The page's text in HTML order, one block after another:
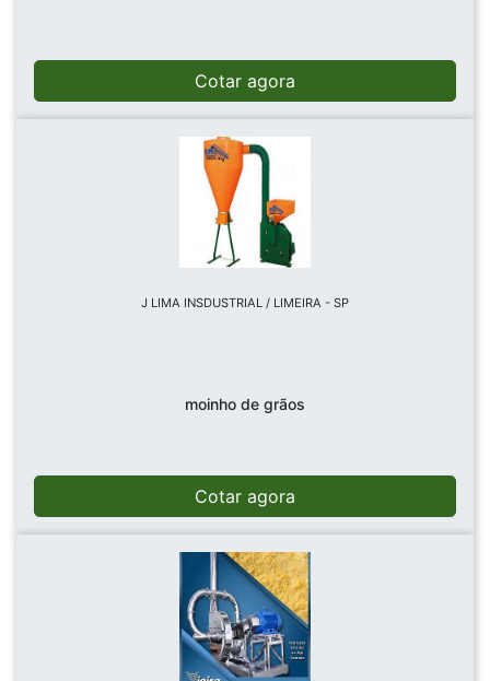
Cotar agora
J LIMA INSDUSTRIAL / LIMEIRA - SP
moinho de grãos
Cotar agora